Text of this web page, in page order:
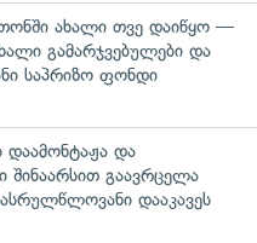
ახალი თვე დაიწყო —
გამარჯვებულები და
საპრიზო ფონდი
დაამონტაჟა და
გაავრცელა
დააკავეს